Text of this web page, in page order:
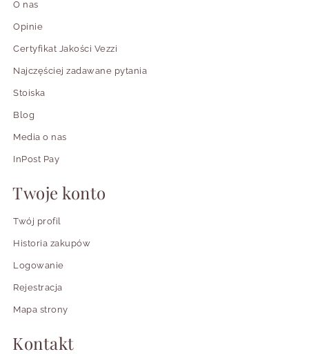
O nas
Opinie
Certyfikat Jakości Vezzi
Najczęściej zadawane pytania
Stoiska
Blog
Media o nas
InPost Pay
Twoje konto
Twój profil
Historia zakupów
Logowanie
Rejestracja
Mapa strony
Kontakt